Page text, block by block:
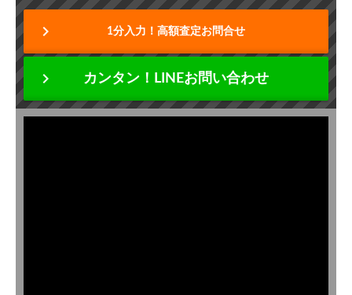
chevron_right 1分入力！高額査定お問合せ
chevron_right カンタン！LINEお問い合わせ